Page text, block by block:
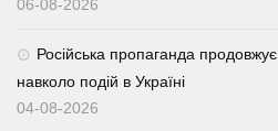
06-08-2026
Російська пропаганда продовжує
навколо подій в Україні
04-08-2026